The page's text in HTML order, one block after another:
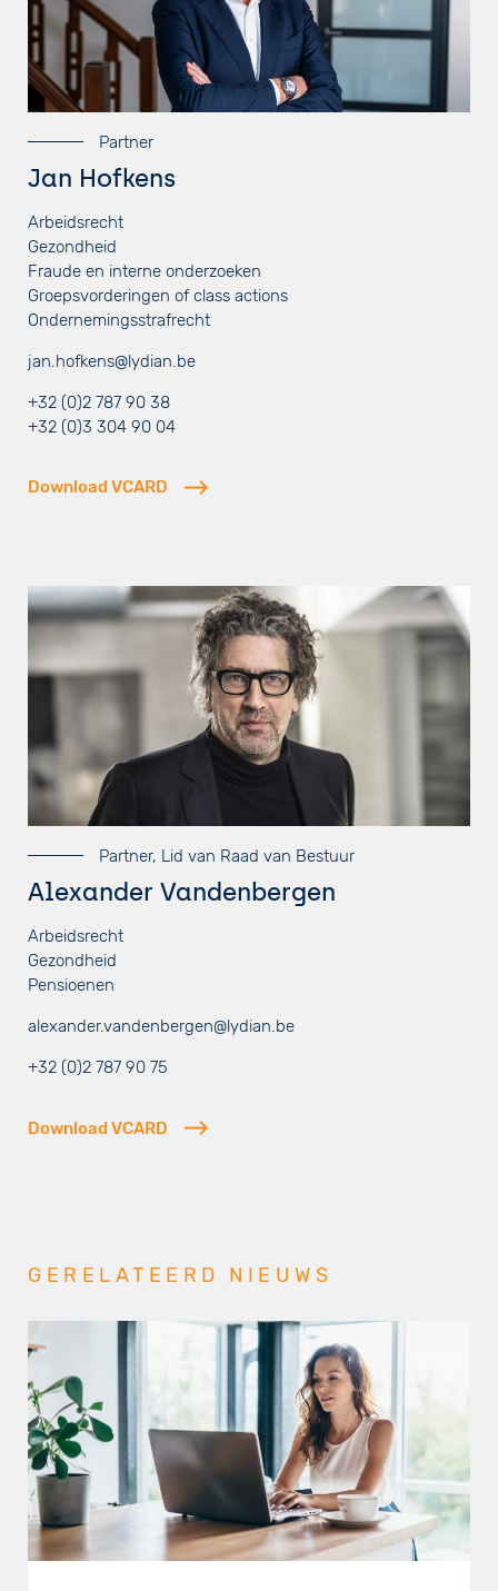
Partner
Jan Hofkens
Arbeidsrecht
Gezondheid
Fraude en interne onderzoeken
Groepsvorderingen of class actions
Ondernemingsstrafrecht
jan.hofkens@lydian.be
+32 (0)2 787 90 38
+32 (0)3 304 90 04
Download VCARD
Partner, Lid van Raad van Bestuur
Alexander Vandenbergen
Arbeidsrecht
Gezondheid
Pensioenen
alexander.vandenbergen@lydian.be
+32 (0)2 787 90 75
Download VCARD
GERELATEERD NIEUWS